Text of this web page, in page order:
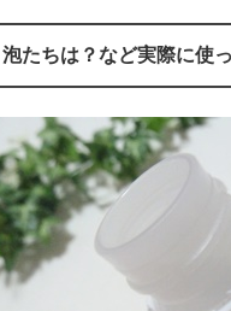
泡たちは？など実際に使